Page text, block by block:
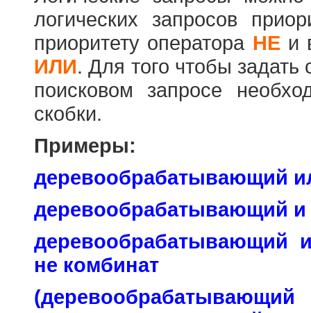
логических запросов
приоритету оператора НЕи
ИЛИ. Для того чтобы задать
поисковом запросе
скобки.
Примеры:
деревообрабатывающий
деревообрабатывающий и
деревообрабатывающий
не комбинат